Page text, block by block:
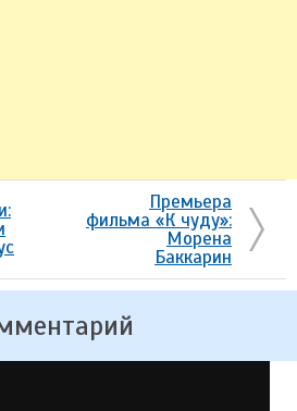
Премьера
фильма «К чуду»:
Морена
Баккарин